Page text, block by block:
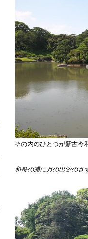
その内のひとつが新古今
和哥の浦に月の出汐のさ